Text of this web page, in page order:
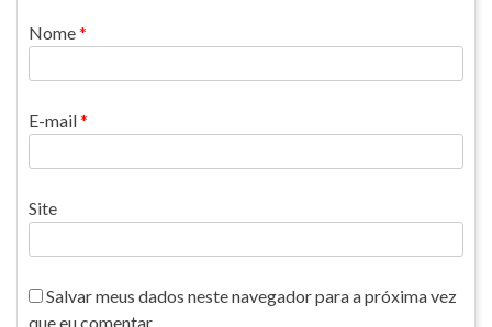
Nome*
E-mail*
Site
Salvar meus dados neste navegador para a próxima vez
que eu comentar.